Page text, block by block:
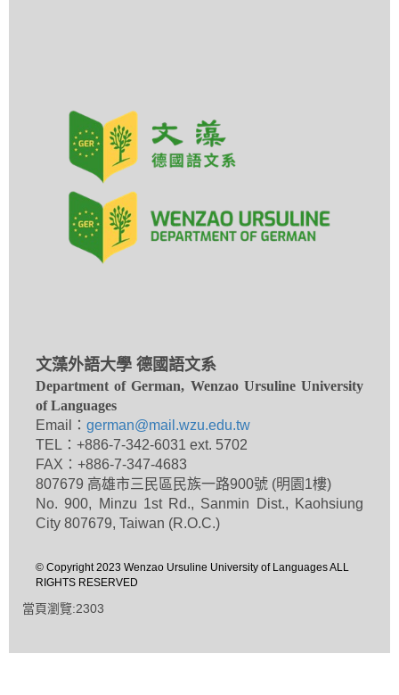
文藻外語大學 德國語文系
Department of German, Wenzao Ursuline University
of Languages
Email： german@mail.wzu.edu.tw
TEL：+886-7-342-6031 ext. 5702
FAX：+886-7-347-4683
807679 高雄市三民區民族一路900號 (明園1樓)
No. 900, Minzu 1st Rd., Sanmin Dist., Kaohsiung
City 807679, Taiwan (R.O.C.)
© Copyright 2023 Wenzao Ursuline University of Languages ALL
RIGHTS RESERVED
當頁瀏覽:2303